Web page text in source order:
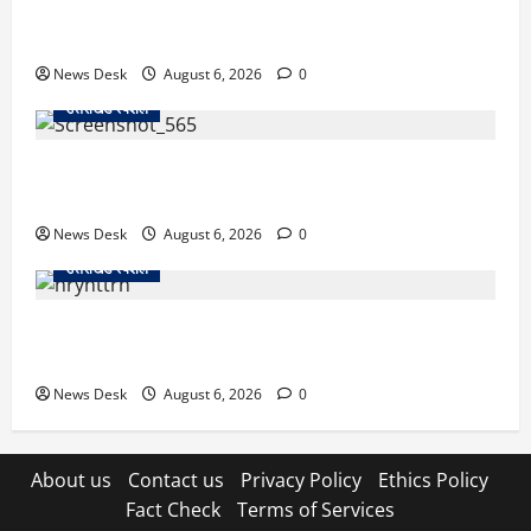
News Desk August 6, 2026
0
उत्तराखंड स्पेशल
News Desk August 6, 2026
0
उत्तराखंड स्पेशल
News Desk August 6, 2026 0
About us Contact us Privacy Policy
Ethics Policy
Fact Check
Terms of Services